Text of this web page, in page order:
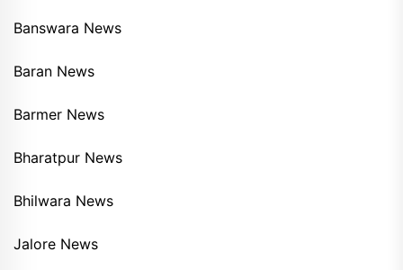
Banswara News
Baran News
Barmer News
Bharatpur News
Bhilwara News
Jalore News